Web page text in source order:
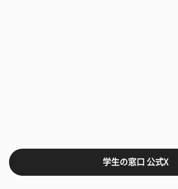
学生の窓口 公式X